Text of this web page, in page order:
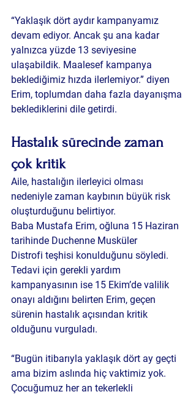
“Yaklaşık dört aydır kampanyamız
devam ediyor. Ancak şu ana kadar
yalnızca yüzde 13 seviyesine
ulaşabildik. Maalesef kampanya
beklediğimiz hızda ilerlemiyor.” diyen
Erim, toplumdan daha fazla dayanışma
beklediklerini dile getirdi.
Hastalık sürecinde zaman
çok kritik
Aile, hastalığın ilerleyici olması
nedeniyle zaman kaybının büyük risk
oluşturduğunu belirtiyor.
Baba Mustafa Erim, oğluna 15 Haziran
tarihinde Duchenne Musküler
Distrofi teşhisi konulduğunu söyledi.
Tedavi için gerekli yardım
kampanyasının ise 15 Ekim’de valilik
onayı aldığını belirten Erim, geçen
sürenin hastalık açısından kritik
olduğunu vurguladı.
“Bugün itibarıyla yaklaşık dört ay geçti
ama bizim aslında hiç vaktimiz yok.
Çocuğumuz her an tekerlekli